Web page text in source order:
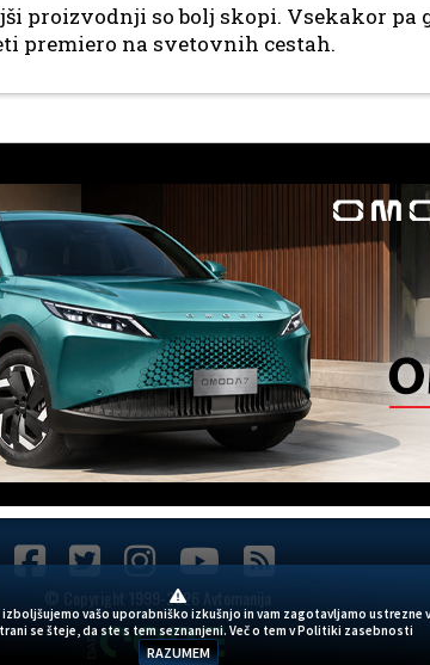
vašo uporabniško izkušnjo in vam zagotavljamo ustrezne
se šteje, da ste s tem seznanjeni. Več o tem vPolitiki zasebnosti
RAZUMEM
proizvodnji so bolj skopi. Vsekakor pa
premiero na svetovnih cestah.
© Copyright 1999-2026 Avtomanija